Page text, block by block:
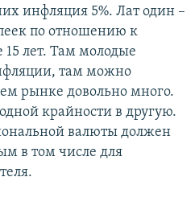
инфляция 5%. Лат один –
по отношению к
лет. Там молодые
там можно
рынке довольно много.
крайности в другую.
валюты должен
в том числе для